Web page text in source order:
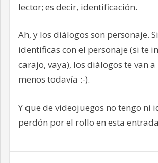
lector; es decir, identificación.
Ah, y los diálogos son personaje.
identificas con el personaje (si te
carajo, vaya), los diálogos te van
menos todavía :-).
Y que de videojuegos no tengo ni
perdón por el rollo en esta